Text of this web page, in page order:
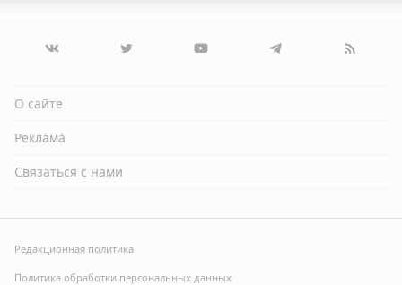
О сайте
Реклама
Связаться с нами
Редакционная политика
Политика обработки персональных данных